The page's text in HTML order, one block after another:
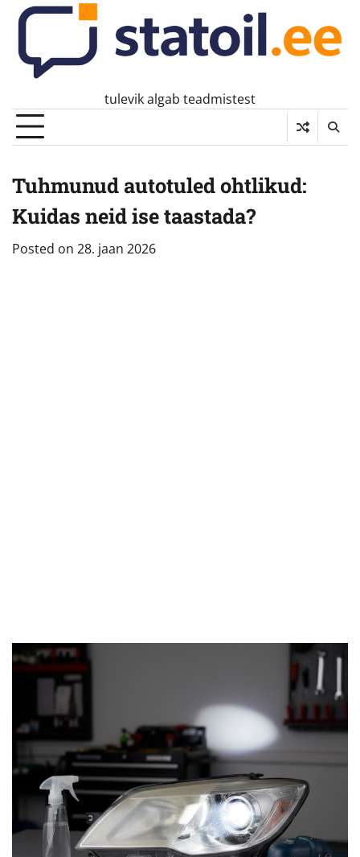
Skip
content
tulevik algab teadmistest
Tuhmunud autotuled ohtlikud:
Kuidas neid ise taastada?
Posted on 28. jaan 2026